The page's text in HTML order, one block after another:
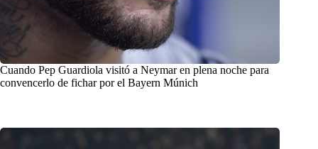
Cuando Pep Guardiola visitó a Neymar en plena noche para
convencerlo de fichar por el Bayern Múnich